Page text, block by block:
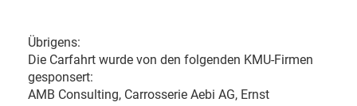
Übrigens:
Die Carfahrt wurde von den folgenden KMU-Firmen
gesponsert:
AMB Consulting, Carrosserie Aebi AG, Ernst